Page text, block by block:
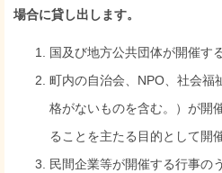
場合に貸し出します。
国及び地方公共団体が開催す
町内の自治会、NPO、社会福
格がないものを含む。）が開
ることを主たる目的として開
民間企業等が開催する行事の